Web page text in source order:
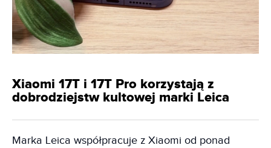
Xiaomi 17T i 17T Pro korzystają z
dobrodziejstw kultowej marki Leica
Marka Leica współpracuje z Xiaomi od ponad